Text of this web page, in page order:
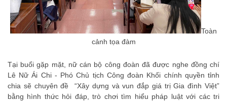
Toàn
cảnh tọa đàm
Tại buổi gặp mặt, nữ cán bộ công đoàn đã được nghe đồng chí
Lê Nữ Ái Chi - Phó Chủ tịch Công đoàn Khối chính quyền tỉnh
chia sẽ chuyên đề “Xây dựng và vun đắp giá trị Gia đình Việt”
bằng hình thức hỏi đáp, trò chơi tìm hiểu pháp luật với các tri